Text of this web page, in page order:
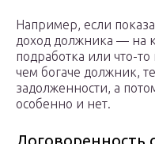
Например, если
доход должника — на
подработка или что-
чем богаче должник,
задолженности, а
особенно и нет.